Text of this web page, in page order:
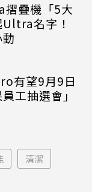
疊機「5大
名字！
有望9月9日
工抽選會」
清潔